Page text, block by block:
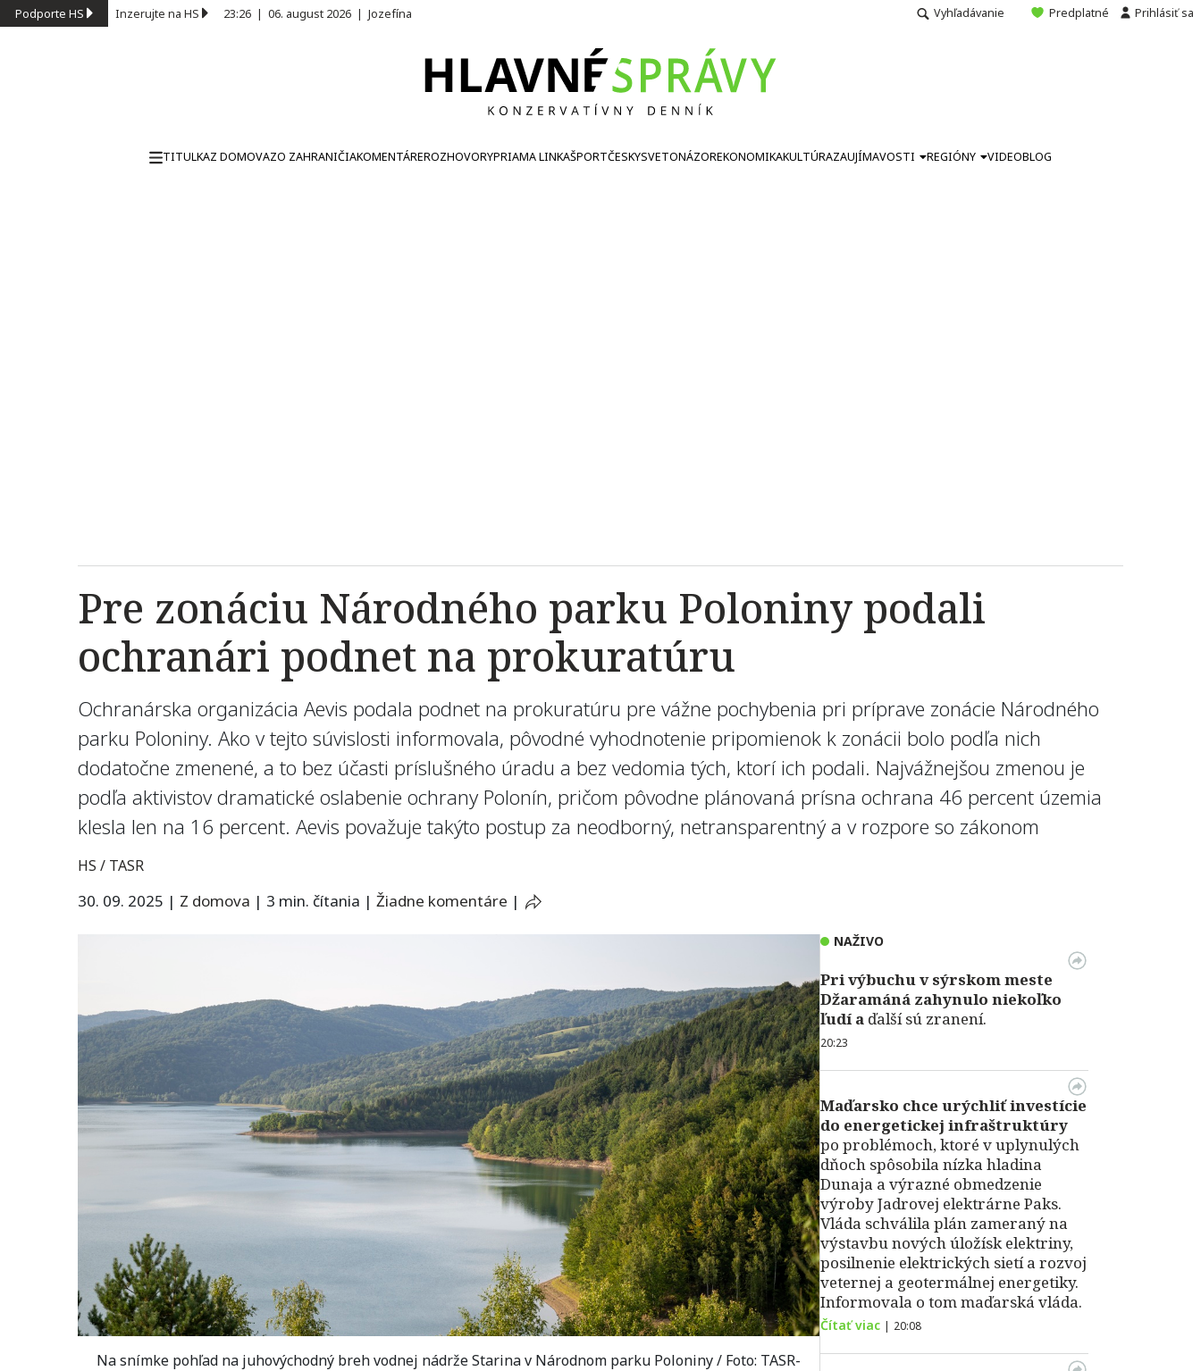
Podporte HS Inzerujte na HS 23:26 | 06. august 2026 | Jozefína Vyhľadávanie Predplatné Prihlásiť sa
TITULKAZ DOMOVAZO ZAHRANIČIAKOMENTÁREROZHOVORYPRIAMA LINKAŠPORTČESKYSVETONÁZOREKONOMIKAKULTÚRAZAUJÍMAVOSTI REGIÓNY VIDEOBLOG
Pre zonáciu Národného parku Poloniny podali
ochranári podnet na prokuratúru
Ochranárska organizácia Aevis podala podnet na prokuratúru pre vážne pochybenia pri príprave zonácie Národného
parku Poloniny. Ako v tejto súvislosti informovala, pôvodné vyhodnotenie pripomienok k zonácii bolo podľa nich
dodatočne zmenené, a to bez účasti príslušného úradu a bez vedomia tých, ktorí ich podali. Najvážnejšou zmenou je
podľa aktivistov dramatické oslabenie ochrany Polonín, pričom pôvodne plánovaná prísna ochrana 46 percent územia
klesla len na 16 percent. Aevis považuje takýto postup za neodborný, netransparentný a v rozpore so zákonom
HS / TASR
30. 09. 2025 | Z domova | 3 min. čítania | Žiadne komentáre |
Na snímke pohľad na juhovýchodný breh vodnej nádrže Starina v Národnom parku Poloniny / Foto: TASR-
NAŽIVO
Pri výbuchu v sýrskom meste
Džaramáná zahynulo niekoľko
ľudí a ďalší sú zranení.
20:23
Maďarsko chce urýchliť investície
do energetickej infraštruktúry
po problémoch, ktoré v uplynulých
dňoch spôsobila nízka hladina
Dunaja a výrazné obmedzenie
výroby Jadrovej elektrárne Paks.
Vláda schválila plán zameraný na
výstavbu nových úložísk elektriny,
posilnenie elektrických sietí a rozvoj
veternej a geotermálnej energetiky.
Informovala o tom maďarská vláda.
Čítať viac | 20:08